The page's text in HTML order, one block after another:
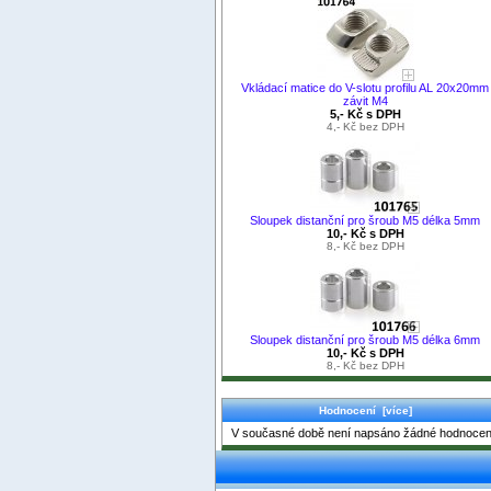
Vkládací matice do V-slotu profilu AL 20x20mm
závit M4
5,- Kč s DPH
4,- Kč bez DPH
Sloupek distanční pro šroub M5 délka 5mm
10,- Kč s DPH
8,- Kč bez DPH
Sloupek distanční pro šroub M5 délka 6mm
10,- Kč s DPH
8,- Kč bez DPH
Hodnocení [více]
V současné době není napsáno žádné